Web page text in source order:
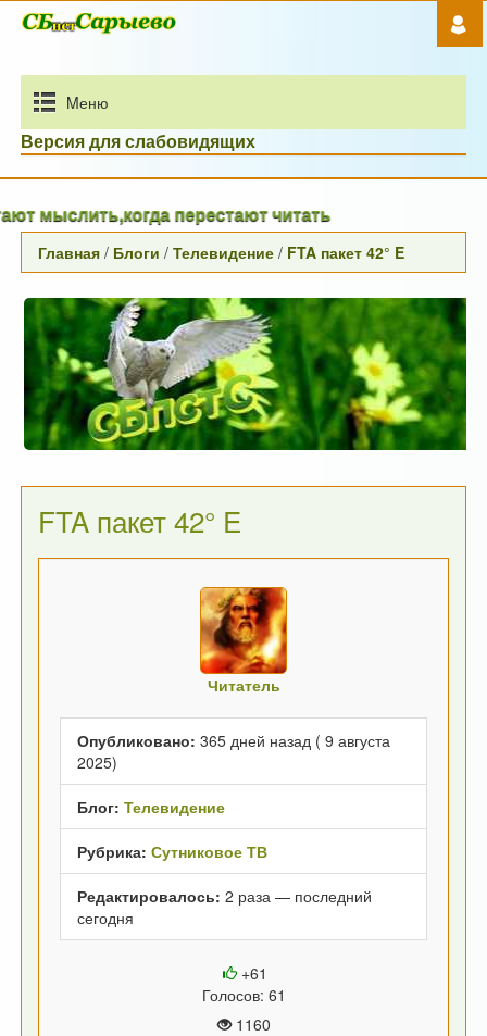
Mеню
Версия для слабовидящих
перестают читать
Главная / Блоги /Телевидение / FTA пакет 42° E
FTA пакет 42° E
Читатель
Опубликовано: 365 дней назад ( 9 августа
2025)
Блог: Телевидение
Рубрика: Сутниковое ТВ
Редактировалось: 2 раза — последний
сегодня
+61
Голосов: 61
1160